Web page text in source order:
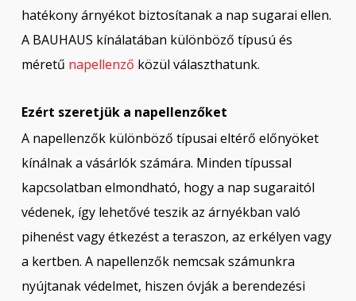
hatékony árnyékot biztosítanak a nap sugarai ellen.
A BAUHAUS kínálatában különböző típusú és
méretű napellenző közül választhatunk.
Ezért szeretjük a napellenzőket
A napellenzők különböző típusai eltérő előnyöket
kínálnak a vásárlók számára. Minden típussal
kapcsolatban elmondható, hogy a nap sugaraitól
védenek, így lehetővé teszik az árnyékban való
pihenést vagy étkezést a teraszon, az erkélyen vagy
a kertben. A napellenzők nemcsak számunkra
nyújtanak védelmet, hiszen óvják a berendezési